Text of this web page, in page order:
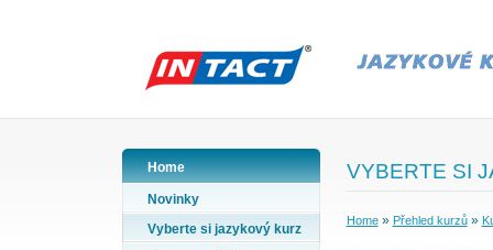
Home
Novinky
Vyberte si jazykový kurz
VYBERTE SI
Home» Přehled kurzů»